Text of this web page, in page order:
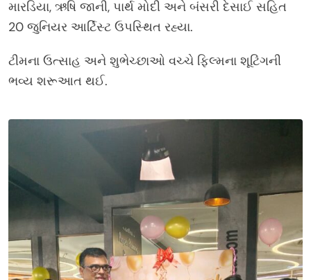
મારડિયા, ઋષિ જાની, પાર્થ મોદી અને બંસરી દેસાઈ સહિત
20 જુનિયર આર્ટિસ્ટ ઉપસ્થિત રહ્યા.
ટીમના ઉત્સાહ અને શુભેચ્છાઓ વચ્ચે ફિલ્મના શૂટિંગની
ભવ્ય શરૂઆત થઈ.